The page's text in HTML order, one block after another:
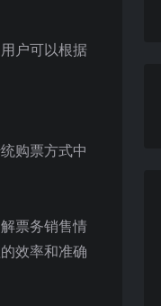
户可以根据
购票方式中
票务销售情
效率和准确